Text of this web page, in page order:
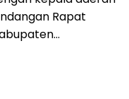
Rapat